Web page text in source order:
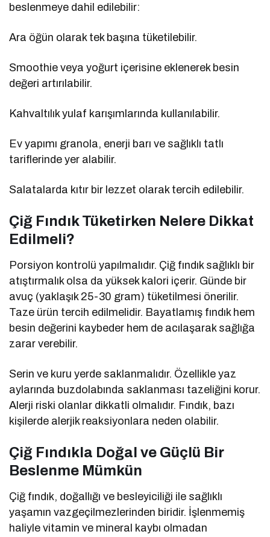
beslenmeye dahil edilebilir:
Ara öğün olarak tek başına tüketilebilir.
Smoothie veya yoğurt içerisine eklenerek besin
değeri artırılabilir.
Kahvaltılık yulaf karışımlarında kullanılabilir.
Ev yapımı granola, enerji barı ve sağlıklı tatlı
tariflerinde yer alabilir.
Salatalarda kıtır bir lezzet olarak tercih edilebilir.
Çiğ Fındık Tüketirken Nelere Dikkat
Edilmeli?
Porsiyon kontrolü yapılmalıdır. Çiğ fındık sağlıklı bir
atıştırmalık olsa da yüksek kalori içerir. Günde bir
avuç (yaklaşık 25-30 gram) tüketilmesi önerilir.
Taze ürün tercih edilmelidir. Bayatlamış fındık hem
besin değerini kaybeder hem de acılaşarak sağlığa
zarar verebilir.
Serin ve kuru yerde saklanmalıdır. Özellikle yaz
aylarında buzdolabında saklanması tazeliğini korur.
Alerji riski olanlar dikkatli olmalıdır. Fındık, bazı
kişilerde alerjik reaksiyonlara neden olabilir.
Çiğ Fındıkla Doğal ve Güçlü Bir
Beslenme Mümkün
Çiğ fındık, doğallığı ve besleyiciliği ile sağlıklı
yaşamın vazgeçilmezlerinden biridir. İşlenmemiş
haliyle vitamin ve mineral kaybı olmadan